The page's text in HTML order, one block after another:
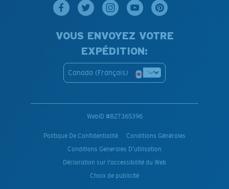
VOUS ENVOYEZ VOTRE
EXPÉDITION:
Canada (Français)
WebID #827365396
Politique De Confidentialité
Conditions Générales
Conditions Generales D’utilisation
Déclaration sur l'accessibilité du Web
Choix de publicité